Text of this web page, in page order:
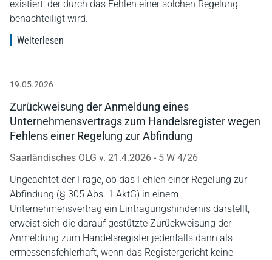
existiert, der durch das Fehlen einer solchen Regelung
benachteiligt wird.
Weiterlesen
19.05.2026
Zurückweisung der Anmeldung eines
Unternehmensvertrags zum Handelsregister wegen
Fehlens einer Regelung zur Abfindung
Saarländisches OLG v. 21.4.2026 - 5 W 4/26
Ungeachtet der Frage, ob das Fehlen einer Regelung zur
Abfindung (§ 305 Abs. 1 AktG) in einem
Unternehmensvertrag ein Eintragungshindernis darstellt,
erweist sich die darauf gestützte Zurückweisung der
Anmeldung zum Handelsregister jedenfalls dann als
ermessensfehlerhaft, wenn das Registergericht keine